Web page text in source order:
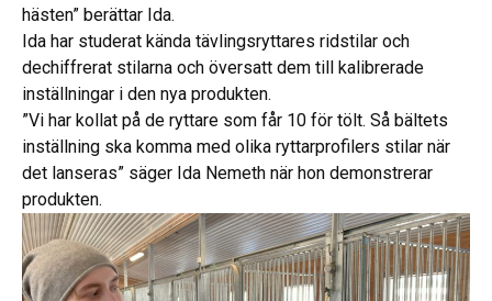
hästen” berättar Ida.
Ida har studerat kända tävlingsryttares ridstilar och
dechiffrerat stilarna och översatt dem till kalibrerade
inställningar i den nya produkten.
”Vi har kollat på de ryttare som får 10 för tölt. Så bältets
inställning ska komma med olika ryttarprofilers stilar när
det lanseras” säger Ida Nemeth när hon demonstrerar
produkten.